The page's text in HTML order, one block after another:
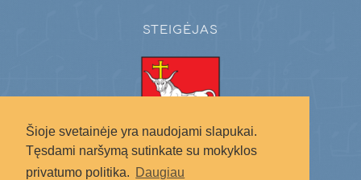
Šioje svetainėje yra naudojami slapukai.
Tęsdami naršymą sutinkate su mokyklos
privatumo politika. Daugiau
STEIGĖJAS